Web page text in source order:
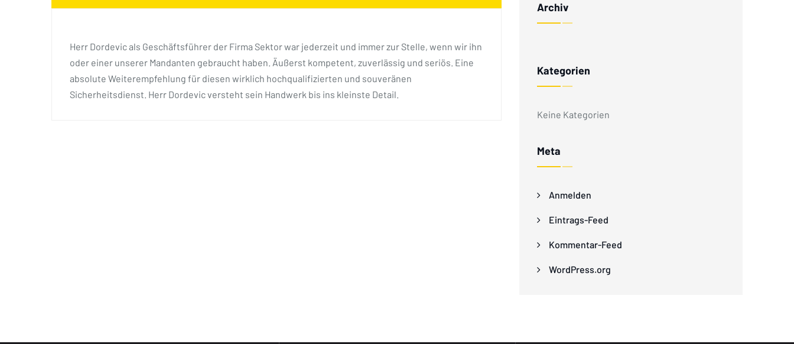
Herr Dordevic als Geschäftsführer der Firma Sektor war jederzeit und immer zur Stelle, wenn wir ihn
oder einer unserer Mandanten gebraucht haben. Äußerst kompetent, zuverlässig und seriös. Eine
absolute Weiterempfehlung für diesen wirklich hochqualifizierten und souveränen
Sicherheitsdienst. Herr Dordevic versteht sein Handwerk bis ins kleinste Detail.
Archiv
Kategorien
Keine Kategorien
Meta
Anmelden
Eintrags-Feed
Kommentar-Feed
WordPress.org